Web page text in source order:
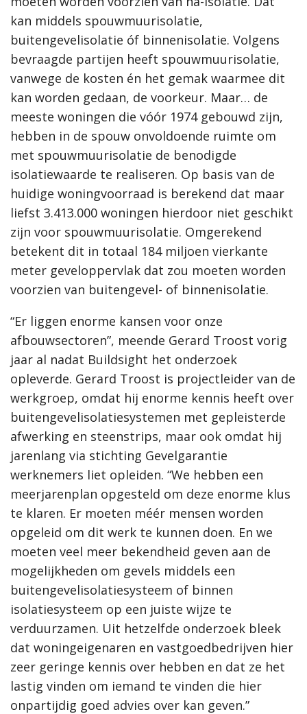
kan middels spouwmuurisolatie,
buitengevelisolatie óf binnenisolatie. Volgens
bevraagde partijen heeft spouwmuurisolatie,
vanwege de kosten én het gemak waarmee dit
kan worden gedaan, de voorkeur. Maar… de
meeste woningen die vóór 1974 gebouwd zijn,
hebben in de spouw onvoldoende ruimte om
met spouwmuurisolatie de benodigde
isolatiewaarde te realiseren. Op basis van de
huidige woningvoorraad is berekend dat maar
liefst 3.413.000 woningen hierdoor niet geschikt
zijn voor spouwmuurisolatie. Omgerekend
betekent dit in totaal 184 miljoen vierkante
meter geveloppervlak dat zou moeten worden
voorzien van buitengevel- of binnenisolatie.
“Er liggen enorme kansen voor onze
afbouwsectoren”, meende Gerard Troost vorig
jaar al nadat Buildsight het onderzoek
opleverde. Gerard Troost is projectleider van de
werkgroep, omdat hij enorme kennis heeft over
buitengevelisolatiesystemen met gepleisterde
afwerking en steenstrips, maar ook omdat hij
jarenlang via stichting Gevelgarantie
werknemers liet opleiden. “We hebben een
meerjarenplan opgesteld om deze enorme klus
te klaren. Er moeten méér mensen worden
opgeleid om dit werk te kunnen doen. En we
moeten veel meer bekendheid geven aan de
mogelijkheden om gevels middels een
buitengevelisolatiesysteem of binnen
isolatiesysteem op een juiste wijze te
verduurzamen. Uit hetzelfde onderzoek bleek
dat woningeigenaren en vastgoedbedrijven hier
zeer geringe kennis over hebben en dat ze het
lastig vinden om iemand te vinden die hier
onpartijdig goed advies over kan geven.”